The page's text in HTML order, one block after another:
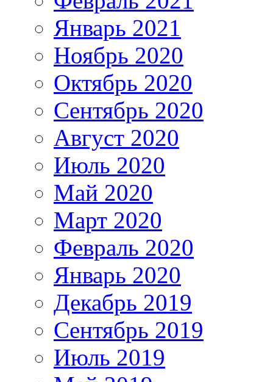
Январь 2021
Ноябрь 2020
Октябрь 2020
Сентябрь 2020
Август 2020
Июль 2020
Май 2020
Март 2020
Февраль 2020
Январь 2020
Декабрь 2019
Сентябрь 2019
Июль 2019